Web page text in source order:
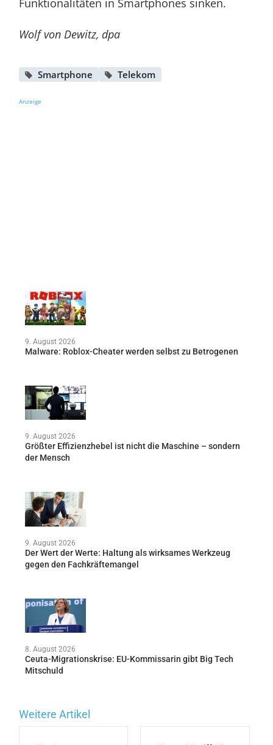
Wolf von Dewitz, dpa
Smartphone Telekom
Anzeige
9. August 2026
Malware: Roblox-Cheater werden selbst zu Betrogenen
9. August 2026
Größter Effizienzhebel ist nicht die Maschine – sondern
der Mensch
9. August 2026
Der Wert der Werte: Haltung als wirksames Werkzeug
gegen den Fachkräftemangel
8. August 2026
Ceuta-Migrationskrise: EU-Kommissarin gibt Big Tech
Mitschuld
Weitere Artikel